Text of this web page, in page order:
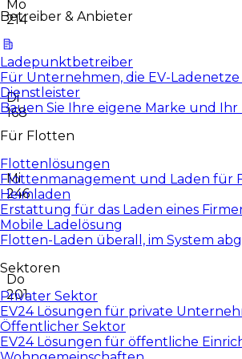
Betreiber & Anbieter
Ladepunktbetreiber
Für Unternehmen, die EV-
Dienstleister
Bauen Sie Ihre eigene Marke und
Für Flotten
Flottenlösungen
Flottenmanagement und Laden für
Heimladen
Erstattung für das Laden eines
Mobile Ladelösung
Flotten-Laden überall, im System
Sektoren
Privater Sektor
EV24 Lösungen für private
Öffentlicher Sektor
EV24 Lösungen für öffentliche
Mo
214
Di
168
Mi
246
Do
201